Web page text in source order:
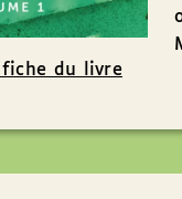
fiche du livre